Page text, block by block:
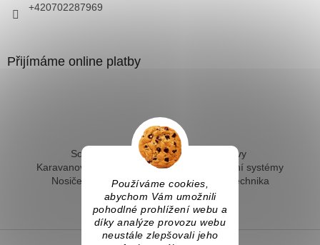
Používáme cookies,
abychom Vám umožnili
pohodlné prohlížení webu a
díky analýze provozu webu
neustále zlepšovali jeho
+420702287969
Přijímáme online platby
Solární ohřev vody - kompletní sestavy
Karavanové solární systémy
Ostrovní solární systémy
Nosiče kol na tažné
Hevery a dílenská technika
Fotovoltaický ohřev vody